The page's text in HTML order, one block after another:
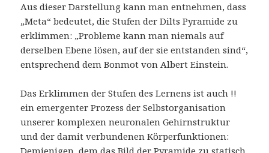
Aus dieser Darstellung kann man entnehmen, dass
„Meta“ bedeutet, die Stufen der Dilts Pyramide zu
erklimmen: „Probleme kann man niemals auf
derselben Ebene lösen, auf der sie entstanden sind“,
entsprechend dem Bonmot von Albert Einstein.
Das Erklimmen der Stufen des Lernens ist auch !!
ein emergenter Prozess der Selbstorganisation
unserer komplexen neuronalen Gehirnstruktur
und der damit verbundenen Körperfunktionen: